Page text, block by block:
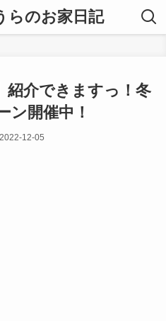
らのお家日記
紹介できますっ！冬
ン開催中！
2022-12-05